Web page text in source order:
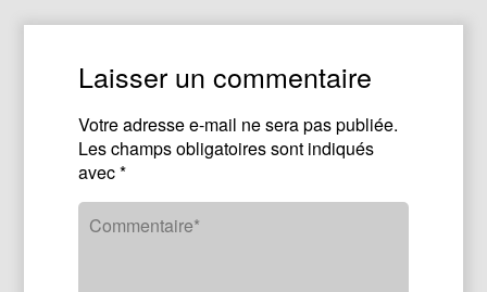
Laisser un commentaire
Votre adresse e-mail ne sera pas publiée.
Les champs obligatoires sont indiqués
avec*